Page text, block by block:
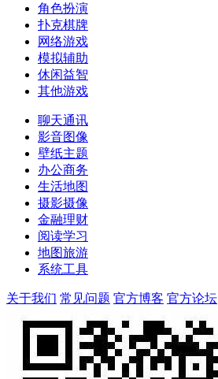
角色扮演
扑克棋牌
网络游戏
模拟辅助
休闲益智
其他游戏
聊天通讯
影音图像
壁纸主题
办公商务
生活地图
摄影摄像
金融理财
阅读学习
地图旅游
系统工具
关于我们 常见问题 官方博客 官方论坛